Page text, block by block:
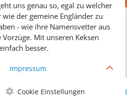
***
uns genau so, egal zu welcher
wie der gemeine Engländer zu
- wie ihre Namensvetter aus
Mit unseren Keksen
besser.
gewünschten Artikel schneller
anonyme
Deshalb schmecken
Impressum
Cookie Einstellungen